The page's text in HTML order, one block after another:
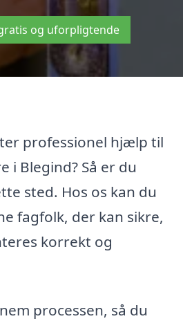
og uforpligtende
professionel hjælp til
i Blegind? Så er du
sted. Hos os kan du
fagfolk, der kan sikre,
korrekt og
processen, så du